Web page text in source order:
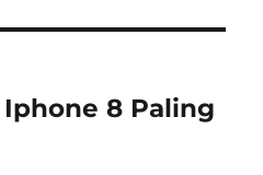
8 Paling